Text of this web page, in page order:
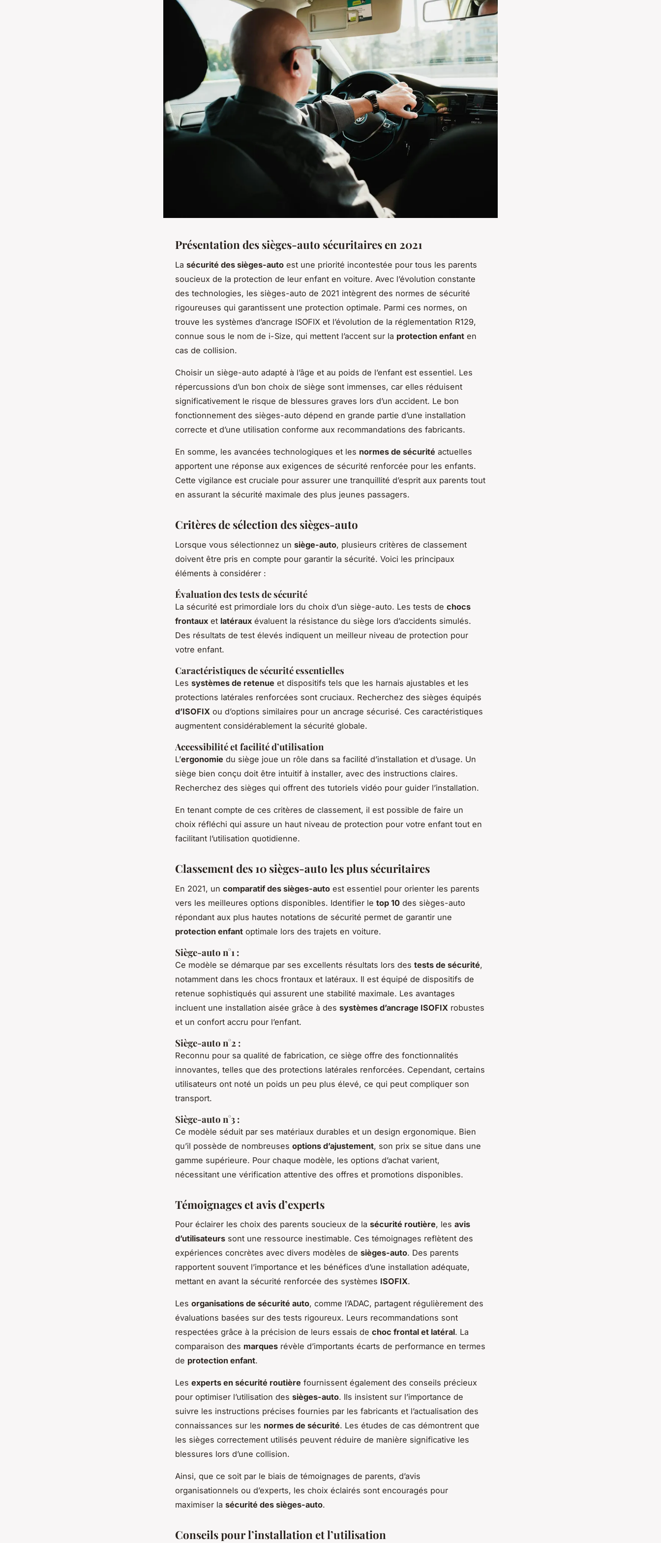
Présentation des sièges-auto sécuritaires en 2021
La sécurité des sièges-auto est une priorité incontestée pour tous les parents
soucieux de la protection de leur enfant en voiture. Avec l’évolution constante
des technologies, les sièges-auto de 2021 intègrent des normes de sécurité
rigoureuses qui garantissent une protection optimale. Parmi ces normes, on
trouve les systèmes d’ancrage ISOFIX et l’évolution de la réglementation R129,
connue sous le nom de i-Size, qui mettent l’accent sur la protection enfant en
cas de collision.
Choisir un siège-auto adapté à l’âge et au poids de l’enfant est essentiel. Les
répercussions d’un bon choix de siège sont immenses, car elles réduisent
significativement le risque de blessures graves lors d’un accident. Le bon
fonctionnement des sièges-auto dépend en grande partie d’une installation
correcte et d’une utilisation conforme aux recommandations des fabricants.
En somme, les avancées technologiques et les normes de sécurité actuelles
apportent une réponse aux exigences de sécurité renforcée pour les enfants.
Cette vigilance est cruciale pour assurer une tranquillité d’esprit aux parents tout
en assurant la sécurité maximale des plus jeunes passagers.
Critères de sélection des sièges-auto
Lorsque vous sélectionnez un siège-auto, plusieurs critères de classement
doivent être pris en compte pour garantir la sécurité. Voici les principaux
éléments à considérer :
Évaluation des tests de sécurité
La sécurité est primordiale lors du choix d’un siège-auto. Les tests de chocs
frontaux et latéraux évaluent la résistance du siège lors d’accidents simulés.
Des résultats de test élevés indiquent un meilleur niveau de protection pour
votre enfant.
Caractéristiques de sécurité essentielles
Les systèmes de retenue et dispositifs tels que les harnais ajustables et les
protections latérales renforcées sont cruciaux. Recherchez des sièges équipés
d’ISOFIX ou d’options similaires pour un ancrage sécurisé. Ces caractéristiques
augmentent considérablement la sécurité globale.
Accessibilité et facilité d’utilisation
L’ergonomie du siège joue un rôle dans sa facilité d’installation et d’usage. Un
siège bien conçu doit être intuitif à installer, avec des instructions claires.
Recherchez des sièges qui offrent des tutoriels vidéo pour guider l’installation.
En tenant compte de ces critères de classement, il est possible de faire un
choix réfléchi qui assure un haut niveau de protection pour votre enfant tout en
facilitant l’utilisation quotidienne.
Classement des 10 sièges-auto les plus sécuritaires
En 2021, un comparatif des sièges-auto est essentiel pour orienter les parents
vers les meilleures options disponibles. Identifier le top 10 des sièges-auto
répondant aux plus hautes notations de sécurité permet de garantir une
protection enfant optimale lors des trajets en voiture.
Siège-auto n°1 :
Ce modèle se démarque par ses excellents résultats lors des tests de sécurité,
notamment dans les chocs frontaux et latéraux. Il est équipé de dispositifs de
retenue sophistiqués qui assurent une stabilité maximale. Les avantages
incluent une installation aisée grâce à des systèmes d’ancrage ISOFIX robustes
et un confort accru pour l’enfant.
Siège-auto n°2 :
Reconnu pour sa qualité de fabrication, ce siège offre des fonctionnalités
innovantes, telles que des protections latérales renforcées. Cependant, certains
utilisateurs ont noté un poids un peu plus élevé, ce qui peut compliquer son
transport.
Siège-auto n°3 :
Ce modèle séduit par ses matériaux durables et un design ergonomique. Bien
qu’il possède de nombreuses options d’ajustement, son prix se situe dans une
gamme supérieure. Pour chaque modèle, les options d’achat varient,
nécessitant une vérification attentive des offres et promotions disponibles.
Témoignages et avis d’experts
Pour éclairer les choix des parents soucieux de la sécurité routière, les avis
d’utilisateurs sont une ressource inestimable. Ces témoignages reflètent des
expériences concrètes avec divers modèles de sièges-auto. Des parents
rapportent souvent l’importance et les bénéfices d’une installation adéquate,
mettant en avant la sécurité renforcée des systèmes ISOFIX.
Les organisations de sécurité auto, comme l’ADAC, partagent régulièrement des
évaluations basées sur des tests rigoureux. Leurs recommandations sont
respectées grâce à la précision de leurs essais de choc frontal et latéral. La
comparaison des marques révèle d’importants écarts de performance en termes
de protection enfant.
Les experts en sécurité routière fournissent également des conseils précieux
pour optimiser l’utilisation des sièges-auto. Ils insistent sur l’importance de
suivre les instructions précises fournies par les fabricants et l’actualisation des
connaissances sur les normes de sécurité. Les études de cas démontrent que
les sièges correctement utilisés peuvent réduire de manière significative les
blessures lors d’une collision.
Ainsi, que ce soit par le biais de témoignages de parents, d’avis
organisationnels ou d’experts, les choix éclairés sont encouragés pour
maximiser la sécurité des sièges-auto.
Conseils pour l’installation et l’utilisation